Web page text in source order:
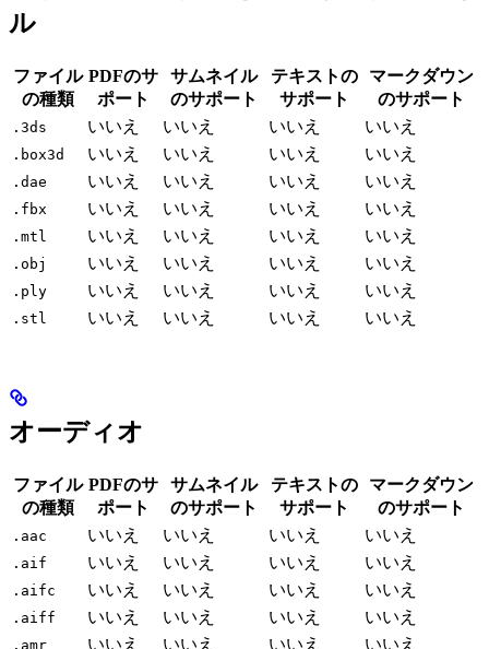
ル
ファイル
の種類
PDFのサ
ポート
サムネイル
のサポート
テキストの
サポート
マークダウン
のサポート
.3ds いいえ いいえ いいえ いいえ
.box3d いいえ いいえ いいえ いいえ
.dae いいえ いいえ いいえ いいえ
.fbx いいえ いいえ いいえ いいえ
.mtl いいえ いいえ いいえ いいえ
.obj いいえ いいえ いいえ いいえ
.ply いいえ いいえ いいえ いいえ
.stl いいえ いいえ いいえ いいえ
オーディオ
ファイル
の種類
PDFのサ
ポート
サムネイル
のサポート
テキストの
サポート
マークダウン
のサポート
.aac いいえ いいえ いいえ いいえ
.aif いいえ いいえ いいえ いいえ
.aifc いいえ いいえ いいえ いいえ
.aiff いいえ いいえ いいえ いいえ
.amr いいえ いいえ いいえ いいえ